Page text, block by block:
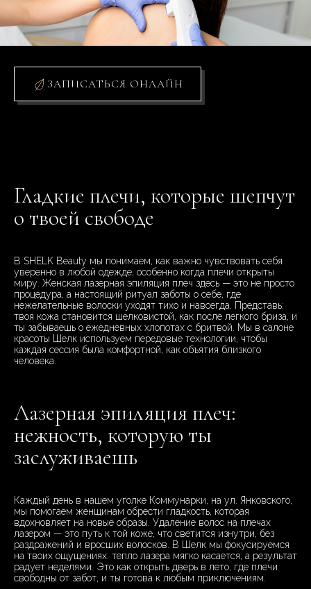
ЗАПИСАТЬСЯ ОНЛАЙН
Гладкие плечи, которые шепчут
о твоей свободе
В SHELK Beauty мы понимаем, как важно чувствовать себя
уверенно в любой одежде, особенно когда плечи открыты
миру. Женская лазерная эпиляция плеч здесь — это не просто
процедура, а настоящий ритуал заботы о себе, где
нежелательные волоски уходят тихо и навсегда. Представь:
твоя кожа становится шелковистой, как после легкого бриза, и
ты забываешь о ежедневных хлопотах с бритвой. Мы в салоне
красоты Шелк используем передовые технологии, чтобы
каждая сессия была комфортной, как объятия близкого
человека.
Лазерная эпиляция плеч:
нежность, которую ты
заслуживаешь
Каждый день в нашем уголке Коммунарки, на ул. Янковского,
мы помогаем женщинам обрести гладкость, которая
вдохновляет на новые образы. Удаление волос на плечах
лазером — это путь к той коже, что светится изнутри, без
раздражений и вросших волосков. В Шелк мы фокусируемся
на твоих ощущениях: тепло лазера мягко касается, а результат
радует неделями. Это как открыть дверь в лето, где плечи
свободны от забот, и ты готова к любым приключениям.